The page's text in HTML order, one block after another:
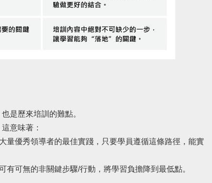
是歷來培訓的難點。
意味著：
量優秀領導者的最佳實踐，只要學員遵循這條路徑，能實
可無的非關鍵步驟/行動，將學習負擔降到最低點。